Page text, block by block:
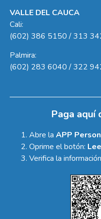
VALLE DEL CAUCA
Cali:
(602) 386 5150 / 313
Palmira:
(602) 283 6040 / 322
Paga aquí
Abre la APP
Oprime el botón:
Verifica la